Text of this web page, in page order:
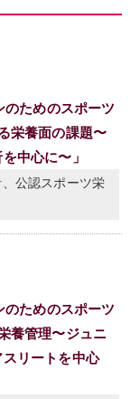
のためのスポーツ
栄養面の課題〜
中心に〜」
公認スポーツ栄
のためのスポーツ
養管理〜ジュニ
リートを中心